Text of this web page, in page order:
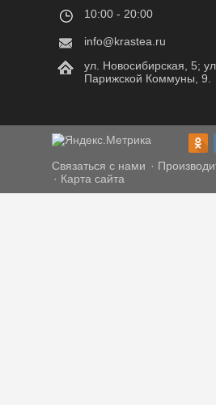
10:00 - 20:00
info@krastea.ru
ул. Новосибирская, 5;
Парижской Коммуны, 9.
Связаться с нами
Карта сайта